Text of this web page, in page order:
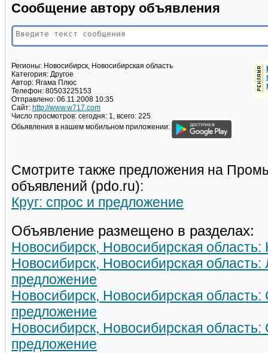
Сообщение автору объявления
Регионы: Новосибирск, Новосибирская область
Категория: Другое
Автор: Ягама Плюс
Телефон: 80503225153
Отправлено: 06.11.2008 10:35
Сайт: http://www.w717.com
Число просмотров: сегодня: 1, всего: 225
Обьявления в нашем мобильном приложении:
Смотрите также предложения на
объявлений (pdo.ru):
Круг: спрос и предложение
Объявление размещено в разделах:
Новосибирск, Новосибирская область:
Новосибирск, Новосибирская область:
предложение
Новосибирск, Новосибирская область:
предложение
Новосибирск, Новосибирская область:
предложение